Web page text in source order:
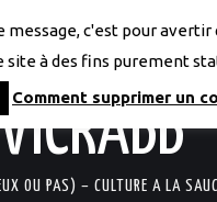
OU PAS) – CULTURE A LA
message, c'est pour avertir
site à des fins purement
Comment supprimer un